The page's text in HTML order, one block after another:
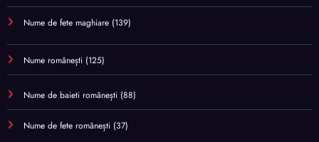
Nume de fete maghiare (139)
Nume românești (125)
Nume de baieti românești (88)
Nume de fete românești (37)